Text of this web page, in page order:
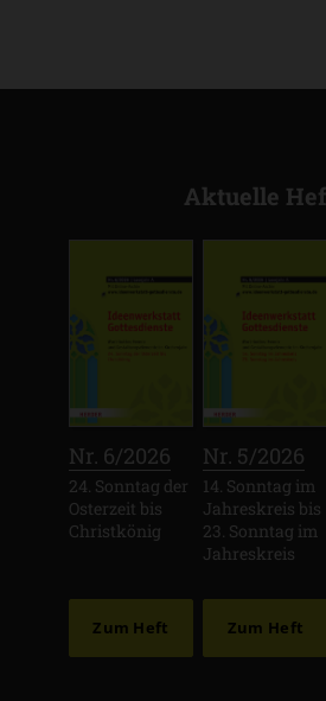
Aktuelle
Nr. 6/2026
24. Sonntag der
Osterzeit bis
Christkönig
Zum Heft
Nr. 5/2026
14. Sonntag im
Jahreskreis bis
23. Sonntag im
Jahreskreis
Zum Heft